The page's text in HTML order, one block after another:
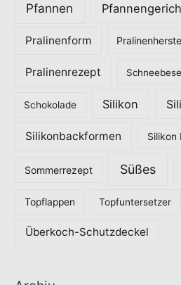
Pfannen
Pralinenform
Pralinenrezept
Schokolade Silikon
Silikonbackformen Silikon
Sommerrezept Süßes
Topflappen Topfuntersetzer
Überkoch-Schutzdeckel